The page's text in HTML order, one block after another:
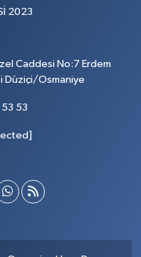
2023
Caddesi No:7 Erdem
Düziçi/Osmaniye
53